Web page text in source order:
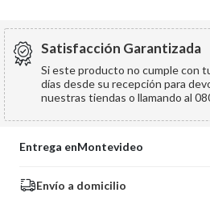
Satisfacción Garantizada
Si este producto no cumple con
días desde su recepción para
nuestras tiendas o llamando al
Entrega enMontevideo
Envío a domicilio